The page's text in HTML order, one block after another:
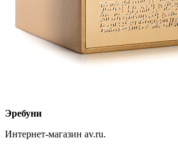
Эребуни
Интернет-магазин av.ru.